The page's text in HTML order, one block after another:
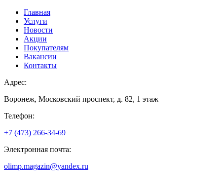
Главная
Услуги
Новости
Акции
Покупателям
Вакансии
Контакты
Адрес:
Воронеж, Московский проспект, д. 82, 1 этаж
Телефон:
+7 (473) 266-34-69
Электронная почта:
olimp.magazin@yandex.ru